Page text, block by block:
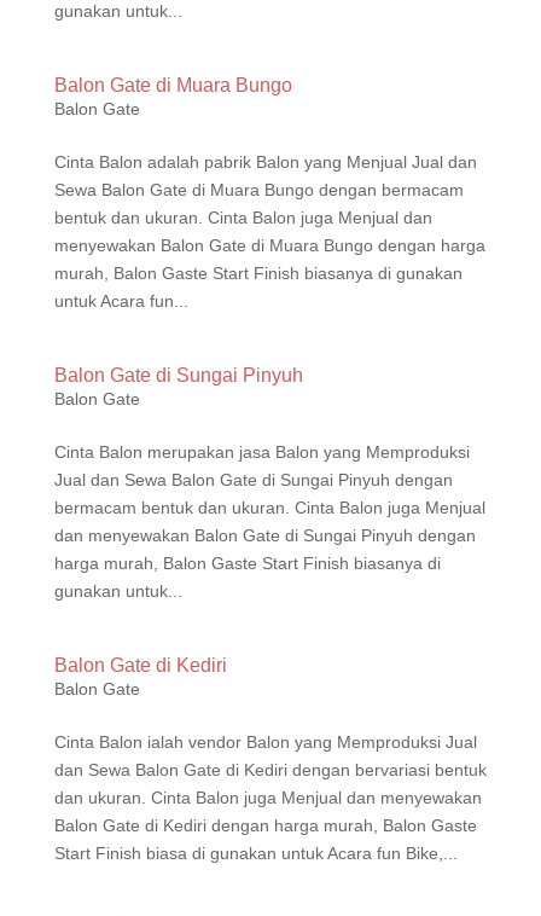
gunakan untuk...
Balon Gate di Muara Bungo
Balon Gate
Cinta Balon adalah pabrik Balon yang Menjual Jual dan
Sewa Balon Gate di Muara Bungo dengan bermacam
bentuk dan ukuran. Cinta Balon juga Menjual dan
menyewakan Balon Gate di Muara Bungo dengan harga
murah, Balon Gaste Start Finish biasanya di gunakan
untuk Acara fun...
Balon Gate di Sungai Pinyuh
Balon Gate
Cinta Balon merupakan jasa Balon yang Memproduksi
Jual dan Sewa Balon Gate di Sungai Pinyuh dengan
bermacam bentuk dan ukuran. Cinta Balon juga Menjual
dan menyewakan Balon Gate di Sungai Pinyuh dengan
harga murah, Balon Gaste Start Finish biasanya di
gunakan untuk...
Balon Gate di Kediri
Balon Gate
Cinta Balon ialah vendor Balon yang Memproduksi Jual
dan Sewa Balon Gate di Kediri dengan bervariasi bentuk
dan ukuran. Cinta Balon juga Menjual dan menyewakan
Balon Gate di Kediri dengan harga murah, Balon Gaste
Start Finish biasa di gunakan untuk Acara fun Bike,...